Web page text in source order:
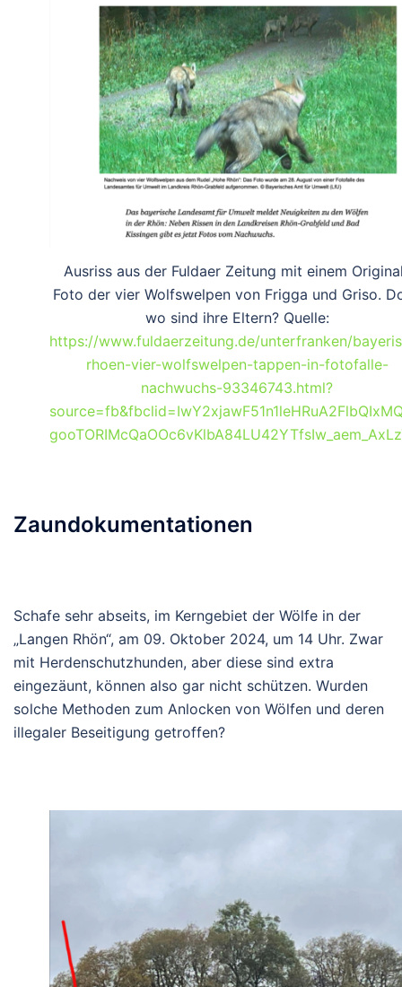
Ausriss aus der Fuldaer Zeitung mit einem
Foto der vier Wolfswelpen von Frigga und Griso.
wo sind ihre Eltern? Quelle:
https://www.fuldaerzeitung.de/unterfranken/
rhoen-vier-wolfswelpen-tappen-in-fotofalle-
nachwuchs-93346743.html?
Zaundokumentationen
Schafe sehr abseits, im Kerngebiet der Wölfe in der
„Langen Rhön“, am 09. Oktober 2024, um 14 Uhr. Zwar
mit Herdenschutzhunden, aber diese sind extra
eingezäunt, können also gar nicht schützen. Wurden
solche Methoden zum Anlocken von Wölfen und deren
illegaler Beseitigung getroffen?